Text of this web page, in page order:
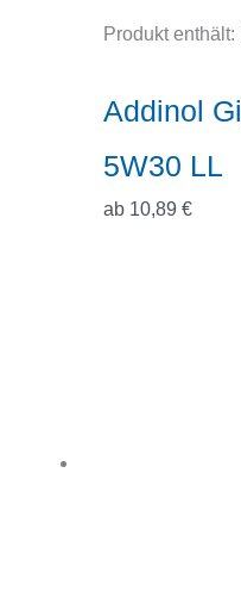
Produkt enthält:
Addinol
5W30 LL
ab 10,89 €